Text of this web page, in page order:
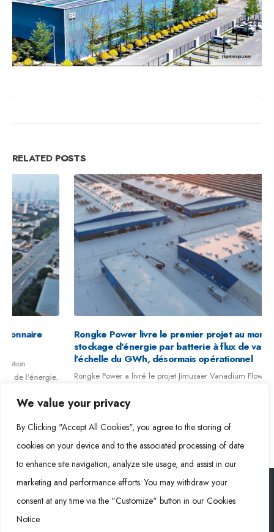
We value your privacy
By Clicking "Accept All Cookies", you agree to the storing of
cookies on your device and to the associated processing of date
to enhance site navigation, analyze site usage, and assist in our
marketing and performance efforts. You may withdraw your
consent at any time via the "Customize" button in our Cookies
Notice.
RELATED POSTS
Rongke Power livre le premier projet au monde de
stockage d’énergie par batterie à flux de vanadium à
l’échelle du GWh, désormais opérationnel
Rongke Power a livré le projet Jimusaer Vanadium Flow Battery Energy
Lire la suite